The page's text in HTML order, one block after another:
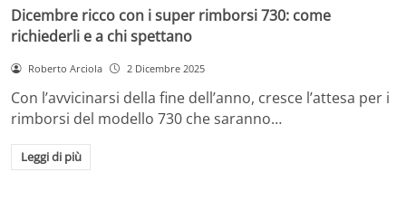
Dicembre ricco con i super rimborsi 730: come
richiederli e a chi spettano
Roberto Arciola 2 Dicembre 2025
Con l’avvicinarsi della fine dell’anno, cresce l’attesa per i
rimborsi del modello 730 che saranno…
Leggi di più